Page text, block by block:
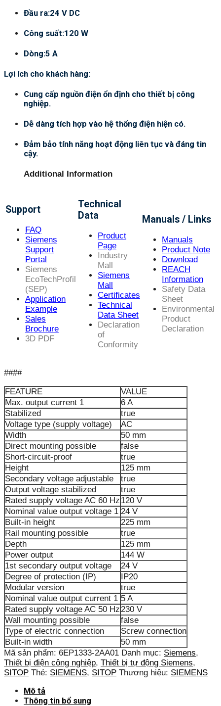
Đầu ra:24 V DC
Công suất:120 W
Dòng:5 A
Lợi ích cho khách hàng:
Cung cấp nguồn điện ổn định cho thiết bị công
nghiệp.
Dễ dàng tích hợp vào hệ thống điện hiện có.
Đảm bảo tính năng hoạt động liên tục và đáng tin
cậy.
Additional Information
Support
FAQ
Siemens
Support
Portal
Siemens
EcoTechProfil
(SEP)
Application
Example
Sales
Brochure
3D PDF
Technical
Data
Product
Page
Industry
Mall
Siemens
Mall
Certificates
Technical
Data Sheet
Declaration
of
Conformity
Manuals / Links
Manuals
Product Note
Download
REACH
Information
Safety Data
Sheet
Environmental
Product
Declaration
####
FEATURE
VALUE
Max. output current 1
6 A
Stabilized
true
Voltage type (supply voltage)
AC
Width
50 mm
Direct mounting possible
false
Short-circuit-proof
true
Height
125 mm
Secondary voltage adjustable
true
Output voltage stabilized
true
Rated supply voltage AC 60 Hz 120 V
Nominal value output voltage 1 24 V
Built-in height
225 mm
Rail mounting possible
true
Depth
125 mm
Power output
144 W
1st secondary output voltage
24 V
Degree of protection (IP)
IP20
Modular version
true
Nominal value output current 1 5 A
Rated supply voltage AC 50 Hz230 V
Wall mounting possible
false
Type of electric connection
Screw connection
Built-in width
50 mm
Mã sản phẩm: 6EP1333-2AA01 Danh mục: Siemens,
Thiết bị điện công nghiệp, Thiết bị tự động Siemens,
SITOP Thẻ: SIEMENS, SITOP Thương hiệu: SIEMENS
Mô tả
Thông tin bổ sung